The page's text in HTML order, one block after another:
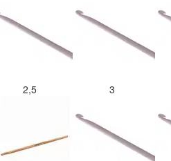
2,5 3